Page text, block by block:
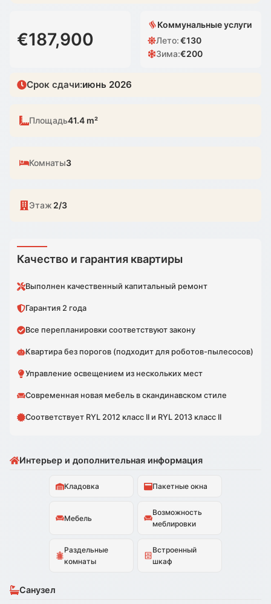
€187,900
Коммунальные услуги
Лето:€130
Зима:€200
Срок сдачи:июнь 2026
Площадь41.4 m²
Комнаты3
Этаж 2/3
Качество и гарантия квартиры
Выполнен качественный капитальный ремонт
Гарантия 2 года
Все перепланировки соответствуют закону
Квартира без порогов (подходит для роботов-пылесосов)
Управление освещением из нескольких мест
Современная новая мебель в скандинавском стиле
Соответствует RYL 2012 класс II и RYL 2013 класс II
Интерьер и дополнительная информация
Кладовка Пакетные окна
Мебель
Возможность
меблировки
Раздельные
комнаты
Встроенный
шкаф
Санузел